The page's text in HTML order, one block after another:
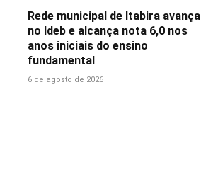
Rede municipal de Itabira avança
no Ideb e alcança nota 6,0 nos
anos iniciais do ensino
fundamental
6 de agosto de 2026